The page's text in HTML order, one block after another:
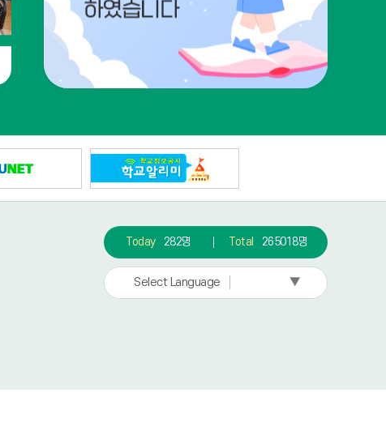
Today 282명 Total 265018명
Select Language ▼